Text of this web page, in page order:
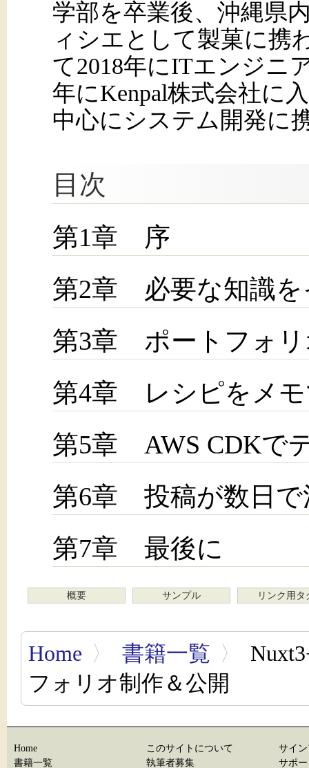
学部を卒業後、沖縄県
ィシエとして製菓に携
て2018年にITエンジニ
年にKenpal株式会社に
中心にシステム開発に
目次
第1章 序
第2章 必要な知識を
第3章 ポートフォリ
第4章 レシピをメモ
第5章 AWS CDKで
第6章 投稿が数日で
第7章 最後に
概要 サンプル リンク用タ
Home 〉 書籍一覧 〉
フォリオ制作＆公開
Home
書籍一覧
このサイトについて
執筆者募集
サイ
サポ